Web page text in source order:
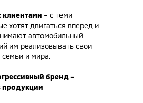
клиентами – с теми
хотят двигаться вперед и
автомобильный
им реализовывать свои
и мира.
бренд –
продукции